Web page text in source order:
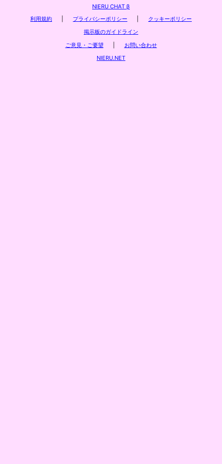
NIERU CHAT β
利用規約
プライバシーポリシー
クッキーポリシー
掲示板のガイドライン
ご意見・ご要望
お問い合わせ
NIERU.NET